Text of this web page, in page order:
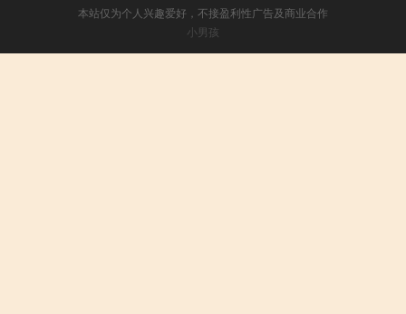
本站仅为个人兴趣爱好，不接盈利性广告及商业合作
小男孩